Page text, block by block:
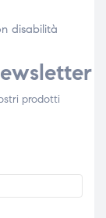
disabilità​
prodotti